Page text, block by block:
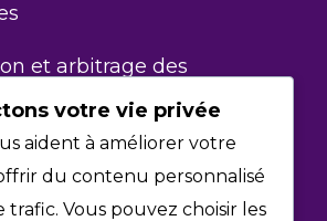
et arbitrage des
psychologues
l’Association québécoise
(AQNP)
votre vie privée
aident à améliorer votre
du contenu personnalisé
trafic. Vous pouvez choisir les